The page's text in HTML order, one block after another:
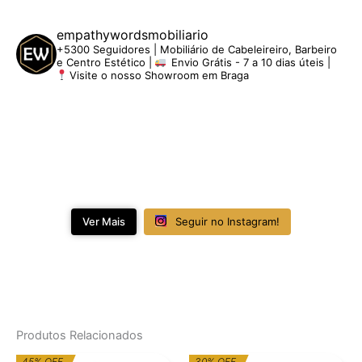
empathywordsmobiliario
+5300 Seguidores | Mobiliário de Cabeleireiro, Barbeiro
e Centro Estético |
Envio Grátis - 7 a 10 dias úteis |
Visite o nosso Showroom em Braga
Ver Mais Seguir no Instagram!
Produtos Relacionados
O
O
O
O